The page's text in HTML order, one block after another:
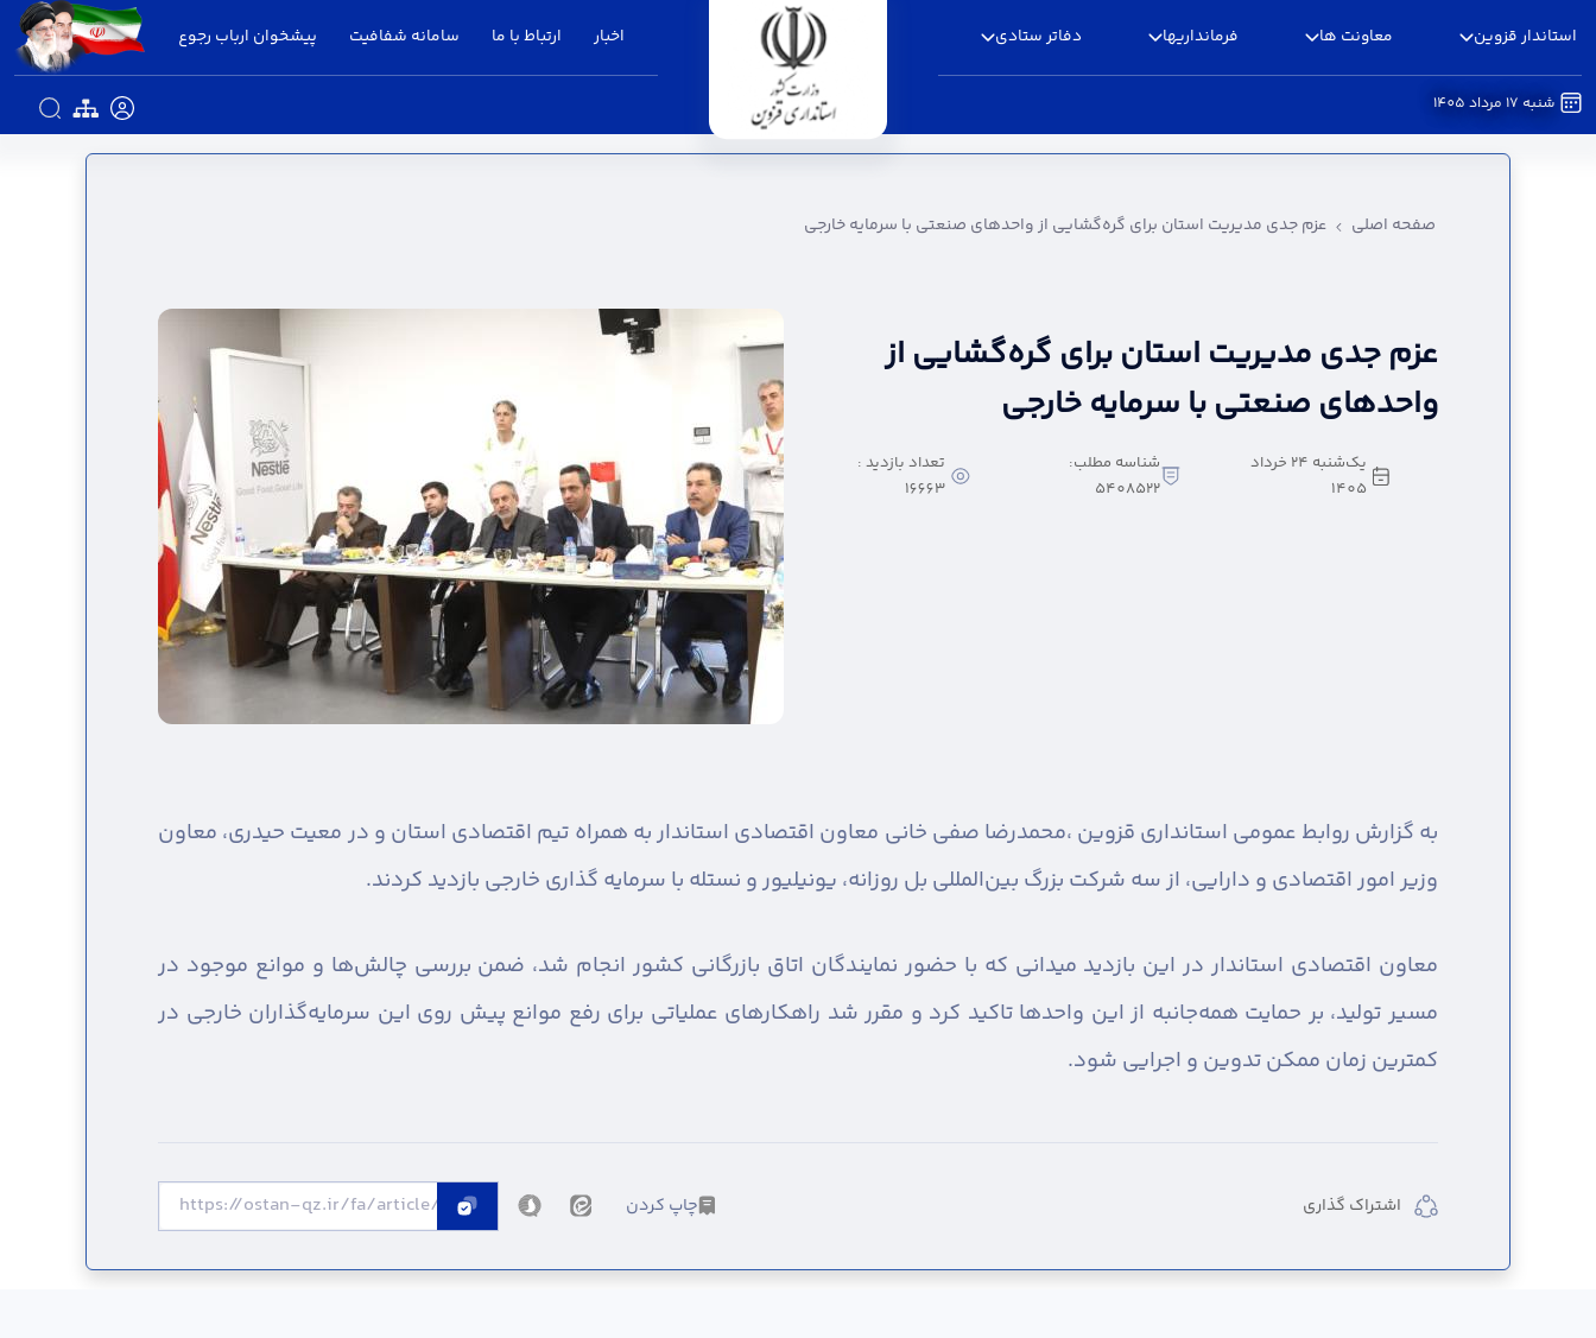
استاندار قزوین معاونت ها فرمانداریها دفاتر ستادی اخبار ارتباط با ما سامانه شفافیت پیشخوان ارباب رجوع
شنبه 17 مرداد 1405
عزم جدی مدیریت استان برای گره‌گشایی از واحدهای صنعتی با سرمایه خارجی - استانداری قزوین
صفحه اصلی عزم جدی مدیریت استان برای گره‌گشایی از واحدهای صنعتی با سرمایه خارجی
عزم جدی مدیریت استان برای گره‌گشایی از
واحدهای صنعتی با سرمایه خارجی
یک‌شنبه 24 خرداد
1405
شناسه مطلب:
5408522
تعداد بازدید :
16663
به گزارش روابط عمومی استانداری قزوین ،محمدرضا صفی خانی معاون اقتصادی استاندار به همراه تیم اقتصادی استان و در معیت حیدری، معاون
وزیر امور اقتصادی و دارایی، از سه شرکت بزرگ بین‌المللی بل روزانه، یونیلیور و نستله با سرمایه گذاری خارجی بازدید کردند.
معاون اقتصادی استاندار در این بازدید میدانی که با حضور نمایندگان اتاق بازرگانی کشور انجام شد، ضمن بررسی چالش‌ها و موانع موجود در
مسیر تولید، بر حمایت همه‌جانبه از این واحدها تاکید کرد و مقرر شد راهکارهای عملیاتی برای رفع موانع پیش روی این سرمایه‌گذاران خارجی در
کمترین زمان ممکن تدوین و اجرایی شود.
اشتراک گذاری چاپ کردن